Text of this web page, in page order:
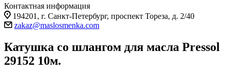
Контактная информация
194201, г. Санкт-Петербург, проспект Тореза, д. 2/40
zakaz@maslosmenka.com
Катушка со шлангом для масла Pressol
29152 10м.